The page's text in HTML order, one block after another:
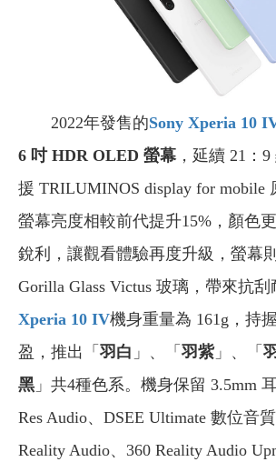
2022年發售的Sony Xperia 10
6 吋 HDR OLED 螢幕 ，延續 21：
援 TRILUMINOS display for mobile
螢幕亮度相較前代提升15%，顏色
銳利，讓觀看體驗再度升級，螢幕
Gorilla Glass Victus 玻璃，帶來抗刮
Xperia 10 IV機身重量為 161g，持
盈，推出「 羽白 」、「 羽紫」、「
黑 」共4種色系。機身保留 3.5mm
Res Audio、DSEE Ultimate 數位音
Reality Audio、360 Reality Audio